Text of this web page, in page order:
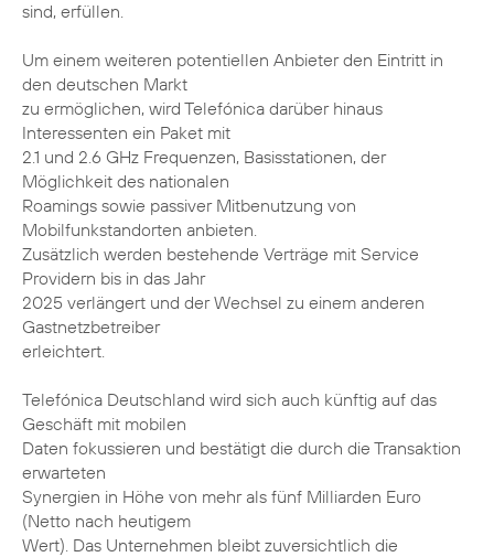
sind, erfüllen.
Um einem weiteren potentiellen Anbieter den Eintritt in
den deutschen Markt
zu ermöglichen, wird Telefónica darüber hinaus
Interessenten ein Paket mit
2.1 und 2.6 GHz Frequenzen, Basisstationen, der
Möglichkeit des nationalen
Roamings sowie passiver Mitbenutzung von
Mobilfunkstandorten anbieten.
Zusätzlich werden bestehende Verträge mit Service
Providern bis in das Jahr
2025 verlängert und der Wechsel zu einem anderen
Gastnetzbetreiber
erleichtert.
Telefónica Deutschland wird sich auch künftig auf das
Geschäft mit mobilen
Daten fokussieren und bestätigt die durch die Transaktion
erwarteten
Synergien in Höhe von mehr als fünf Milliarden Euro
(Netto nach heutigem
Wert). Das Unternehmen bleibt zuversichtlich die